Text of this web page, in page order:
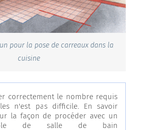
pour la pose de carreaux dans la
cuisine
correctement le nombre requis
n'est pas difficile. En savoir
la façon de procéder avec un
de salle de bain